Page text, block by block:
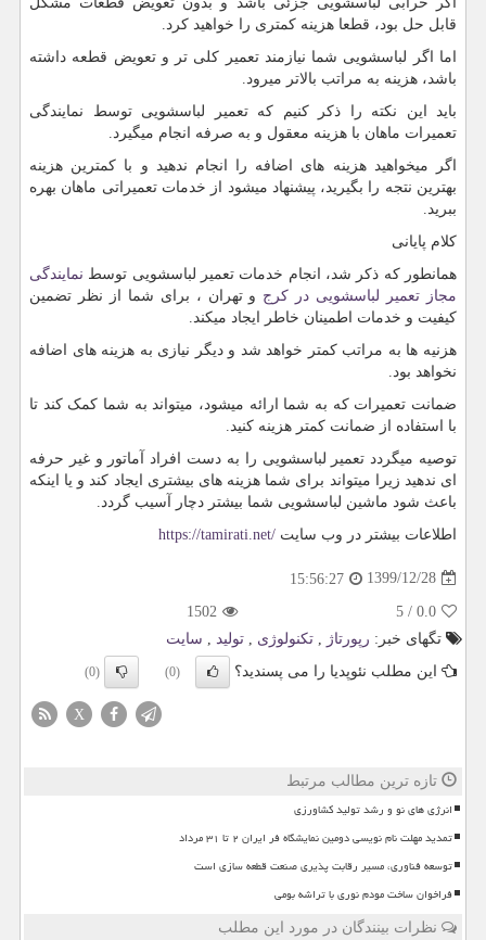
قابل حل بود، قطعا هزینه کمتری را خواهید کرد.
اما اگر لباسشویی شما نیازمند تعمیر کلی تر و تعویض قطعه داشته
باشد، هزینه به مراتب بالاتر میرود.
باید این نکته را ذکر کنیم که تعمیر لباسشویی توسط نمایندگی
تعمیرات ماهان با هزینه معقول و به صرفه انجام میگیرد.
اگر میخواهید هزینه های اضافه را انجام ندهید و با کمترین هزینه
بهترین نتجه را بگیرید، پیشنهاد میشود از خدمات تعمیراتی ماهان بهره
ببرید.
کلام پایانی
همانطور که ذکر شد، انجام خدمات تعمیر لباسشویی توسط نمایندگی
مجاز تعمیر لباسشویی در کرج و تهران ، برای شما از نظر تضمین
کیفیت و خدمات اطمینان خاطر ایجاد میکند.
هزنیه ها به مراتب کمتر خواهد شد و دیگر نیازی به هزینه های اضافه
نخواهد بود.
ضمانت تعمیرات که به شما ارائه میشود، میتواند به شما کمک کند تا
با استفاده از ضمانت کمتر هزینه کنید.
توصیه میگردد تعمیر لباسشویی را به دست افراد آماتور و غیر حرفه
ای ندهید زیرا میتواند برای شما هزینه های بیشتری ایجاد کند و یا اینکه
باعث شود ماشین لباسشویی شما بیشتر دچار آسیب گردد.
اطلاعات بیشتر در وب سایت https://tamirati.net/
1399/12/28
15:56:27
0.0
/
5
1502
تگهای خبر: رپورتاژ تكنولوژی تولید
سایت
این مطلب نئوپدیا را می پسندید؟
(0)
(0)
X
تازه ترین مطالب مرتبط
انرژی های نو و رشد تولید کشاورزی
تمدید مهلت نام نویسی دومین نمایشگاه فر ایران ۲ تا ۳۱ مرداد
توسعه فناوری، مسیر رقابت پذیری صنعت قطعه سازی است
فراخوان ساخت مودم نوری با تراشه بومی
نظرات بینندگان در مورد این مطلب